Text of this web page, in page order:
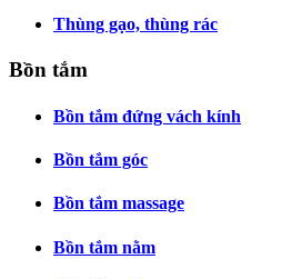
Thùng gạo, thùng rác
Bồn tắm
Bồn tắm đứng vách kính
Bồn tắm góc
Bồn tắm massage
Bồn tắm nằm